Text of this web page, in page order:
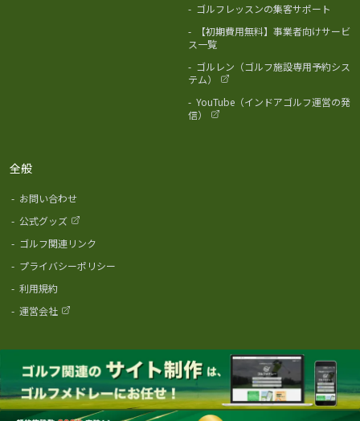
- ゴルフレッスンの集客サポート
-
【初期費用無料】事業者向けサービ
ス一覧
- ゴルレン（ゴルフ施設専用予約シス
テム）
- YouTube（インドアゴルフ運営の発
信）
全般
- お問い合わせ
- 公式グッズ
- ゴルフ関連リンク
- プライバシーポリシー
- 利用規約
- 運営会社